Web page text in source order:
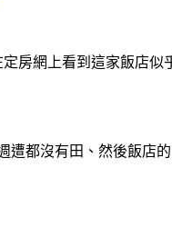
房網上看到這家飯店
都沒有田、然後飯店